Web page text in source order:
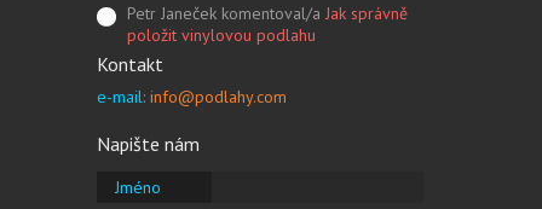
Petr Janeček komentoval/a Jak správně
položit vinylovou podlahu
Kontakt
e-mail: info@podlahy.com
Napište nám
Jméno